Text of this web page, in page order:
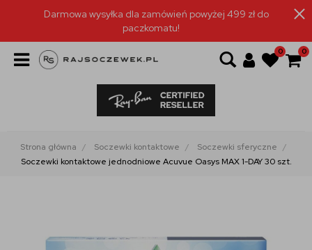
Darmowa wysyłka dla zamówień powyżej 499 zł do
paczkomatu!
0 0
Strona główna Soczewki kontaktowe
Soczewki sferyczne
Soczewki kontaktowe jednodniowe Acuvue Oasys MAX 1-DAY 30 szt.